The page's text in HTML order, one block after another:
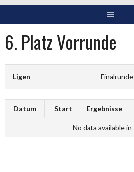
6. Platz Vorrunde
Ligen
Datum Start Ergebnisse
No data available in